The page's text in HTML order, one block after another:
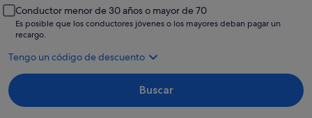
Conductor menor de 30 años o mayor de 70
Es posible que los conductores jóvenes o los mayores deban pagar un
recargo.
Tengo un código de descuento
Buscar